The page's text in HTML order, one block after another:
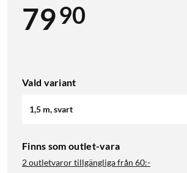
7990
Vald variant
1,5 m, svart
Finns som outlet-vara
2 outletvaror tillgängliga från 60:-